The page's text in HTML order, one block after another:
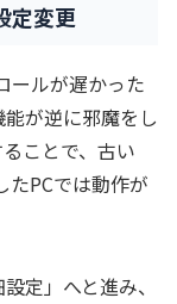
定変更
ールが遅かった
が逆に邪魔をし
ことで、古い
たPCでは動作が
定」へと進み、